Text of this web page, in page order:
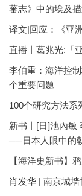
蕃志》中的埃及
译文|回应：《亚
直播丨葛兆光:「
李伯重：海洋控
个重要问题
100个研究方法系
新书丨[日]池內敏
──日本人眼中的
【海洋史新书】
肖发华 | 南京城